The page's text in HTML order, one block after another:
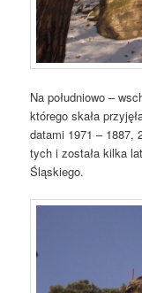
Na południowo –
którego skała
datami 1971 – 1887,
tych i została kilka
Śląskiego.